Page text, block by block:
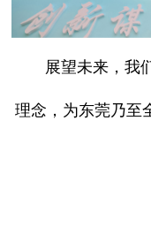
展望未来，我
理念，为东莞乃至